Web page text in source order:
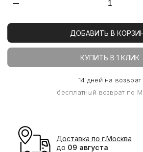
ДОБАВИТЬ В
КУПИТЬ В 1 КЛИК
14 дней на возврат
бесплатный возврат по
Доставка по г.Москва
до 09 августа